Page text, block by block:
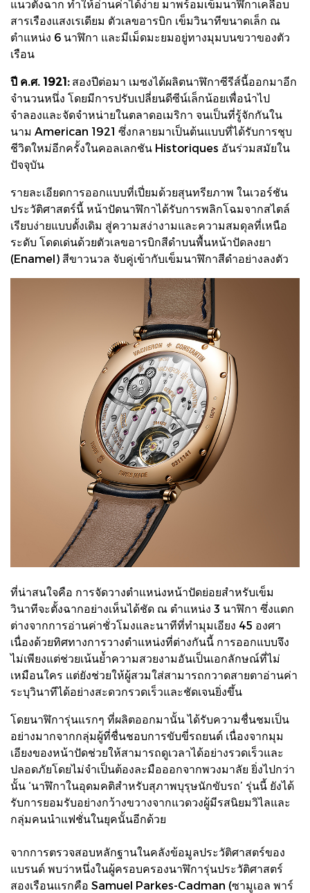
แนวตั้งฉาก ทำให้อ่านค่าได้ง่าย มาพร้อมเข็มนาฬิกาเคลือบ
สารเรืองแสงเรเดียม ตัวเลขอารบิก เข็มวินาทีขนาดเล็ก ณ
ตำแหน่ง 6 นาฬิกา และมีเม็ดมะยมอยู่ทางมุมบนขวาของตัว
เรือน
ปี ค.ศ. 1921:สองปีต่อมา เมซงได้ผลิตนาฬิกาซีรีส์นี้ออกมาอีก
จำนวนหนึ่ง โดยมีการปรับเปลี่ยนดีซีน์เล็กน้อยเพื่อนำไป
จำลองและจัดจำหน่ายในตลาดอเมริกา จนเป็นที่รู้จักกันใน
นาม American 1921 ซึ่งกลายมาเป็นต้นแบบที่ได้รับการชุบ
ชีวิตใหม่อีกครั้งในคอลเลกชัน Historiques อันร่วมสมัยใน
ปัจจุบัน
รายละเอียดการออกแบบที่เปี่ยมด้วยสุนทรียภาพ ในเวอร์ชัน
ประวัติศาสตร์นี้ หน้าปัดนาฬิกาได้รับการพลิกโฉมจากสไตล์
เรียบง่ายแบบดั้งเดิม สู่ความสง่างามและความสมดุลที่เหนือ
ระดับ โดดเด่นด้วยตัวเลขอารบิกสีดำบนพื้นหน้าปัดลงยา
(Enamel) สีขาวนวล จับคู่เข้ากับเข็มนาฬิกาสีดำอย่างลงตัว
ที่น่าสนใจคือ การจัดวางตำแหน่งหน้าปัดย่อยสำหรับเข็ม
วินาทีจะตั้งฉากอย่างเห็นได้ชัด ณ ตำแหน่ง 3 นาฬิกา ซึ่งแตก
ต่างจากการอ่านค่าชั่วโมงและนาทีที่ทำมุมเอียง 45 องศา
เนื่องด้วยทิศทางการวางตำแหน่งที่ต่างกันนี้ การออกแบบจึง
ไม่เพียงแต่ช่วยเน้นย้ำความสวยงามอันเป็นเอกลักษณ์ที่ไม่
เหมือนใคร แต่ยังช่วยให้ผู้สวมใส่สามารถกวาดสายตาอ่านค่า
ระบุวินาทีได้อย่างสะดวกรวดเร็วและชัดเจนยิ่งขึ้น
โดยนาฬิการุ่นแรกๆ ที่ผลิตออกมานั้น ได้รับความชื่นชมเป็น
อย่างมากจากกลุ่มผู้ที่ชื่นชอบการขับขี่รถยนต์ เนื่องจากมุม
เอียงของหน้าปัดช่วยให้สามารถดูเวลาได้อย่างรวดเร็วและ
ปลอดภัยโดยไม่จำเป็นต้องละมือออกจากพวงมาลัย ยิ่งไปกว่า
นั้น ‘นาฬิกาในอุดมคติสำหรับสุภาพบุรุษนักขับรถ’ รุ่นนี้ ยังได้
รับการยอมรับอย่างกว้างขวางจากแวดวงผู้มีรสนิยมวิไลและ
กลุ่มคนนำแฟชั่นในยุคนั้นอีกด้วย
จากการตรวจสอบหลักฐานในคลังข้อมูลประวัติศาสตร์ของ
แบรนด์ พบว่าหนึ่งในผู้ครอบครองนาฬิการุ่นประวัติศาสตร์
สองเรือนแรกคือ Samuel Parkes-Cadman (ซามูเอล พาร์